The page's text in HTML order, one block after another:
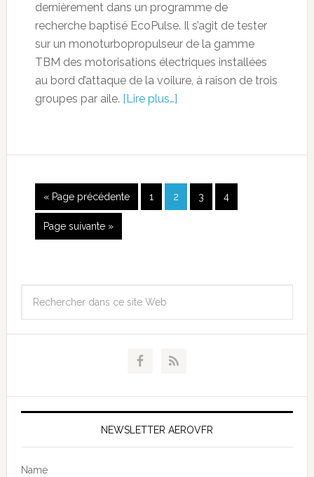
dernièrement dans un programme de
recherche baptisé EcoPulse. Il s’agit de tester
sur un monoturbopropulseur de la gamme
TBM des motorisations électriques installées
au bord d’attaque de la voilure, à raison de trois
groupes par aile. [Lire plus…]
« Page précédente 1 2 3 4
Page suivante »
NEWSLETTER AEROVFR
Name